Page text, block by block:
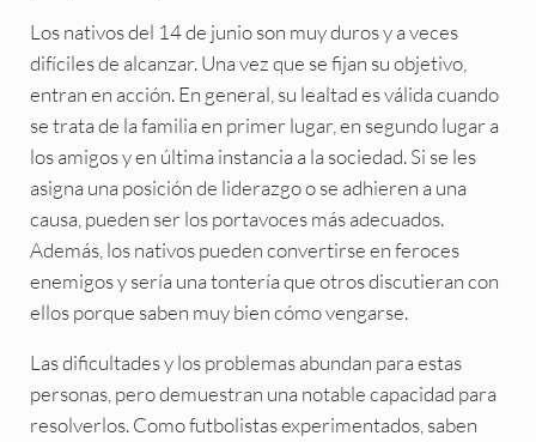
Los nativos del 14 de junio son muy duros y a veces
difíciles de alcanzar. Una vez que se fijan su objetivo,
entran en acción. En general, su lealtad es válida cuando
se trata de la familia en primer lugar, en segundo lugar a
los amigos y en última instancia a la sociedad. Si se les
asigna una posición de liderazgo o se adhieren a una
causa, pueden ser los portavoces más adecuados.
Además, los nativos pueden convertirse en feroces
enemigos y sería una tontería que otros discutieran con
ellos porque saben muy bien cómo vengarse.
Las dificultades y los problemas abundan para estas
personas, pero demuestran una notable capacidad para
resolverlos. Como futbolistas experimentados, saben